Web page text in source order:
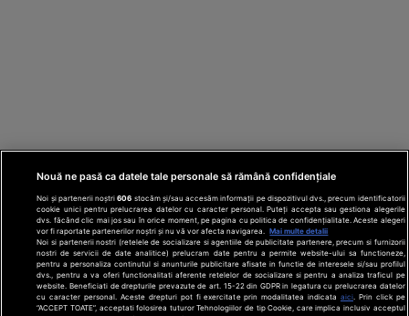
Din rețeaua Adevărul Holding:Adevarul.ro
Click.roClickPoftaBuna.roClickSanatate.ro
ClickPentruFemei.roDilemaVeche.ro
OkMagazine.roHistoria.ro
Nouă ne pasă ca datele tale personale să rămână confidențiale
Noi și partenerii noștri606 stocăm și/sau accesăm informații pe dispozitivul dvs., precum identificatorii
cookie unici pentru prelucrarea datelor cu caracter personal. Puteți accepta sau gestiona alegerile
dvs. făcând clic mai jos sau în orice moment, pe pagina cu politica de confidențialitate. Aceste alegeri
vor fi raportate partenerilor noștri și nu vă vor afecta navigarea.
Mai multe detalii
Noi si partenerii nostri (retelele de socializare si agentiile de publicitate partenere, precum si furnizorii
nostri de servicii de date analitice) prelucram date pentru a permite website-ului sa functioneze,
pentru a personaliza continutul si anunturile publicitare afisate in functie de interesele si/sau profilul
dvs., pentru a va oferi functionalitati aferente retelelor de socializare si pentru a analiza traficul pe
website. Beneficiati de drepturile prevazute de art. 15-22 din GDPR in legatura cu prelucrarea datelor
cu caracter personal. Aceste drepturi pot fi exercitate prin modalitatea indicata aici. Prin click pe
“ACCEPT TOATE”, acceptati folosirea tuturor Tehnologiilor de tip Cookie, care implica inclusiv acceptul